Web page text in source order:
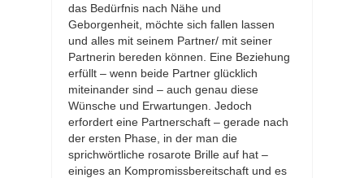
das Bedürfnis nach Nähe und
Geborgenheit, möchte sich fallen lassen
und alles mit seinem Partner/ mit seiner
Partnerin bereden können. Eine Beziehung
erfüllt – wenn beide Partner glücklich
miteinander sind – auch genau diese
Wünsche und Erwartungen. Jedoch
erfordert eine Partnerschaft – gerade nach
der ersten Phase, in der man die
sprichwörtliche rosarote Brille auf hat –
einiges an Kompromissbereitschaft und es